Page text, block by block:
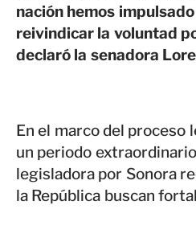
nación hemos
reivindicar la voluntad
declaró la senadora
En el marco del
un periodo
legisladora por Sonora
la República buscan